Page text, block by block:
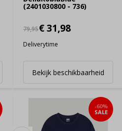
(2401030800 - 736)
79,95€ 31,98
Deliverytime
Bekijk beschikbaarheid
-60%
SALE